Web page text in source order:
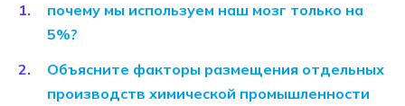
почему мы используем наш мозг только на
5%?
Объясните факторы размещения отдельных
производств химической промышленности